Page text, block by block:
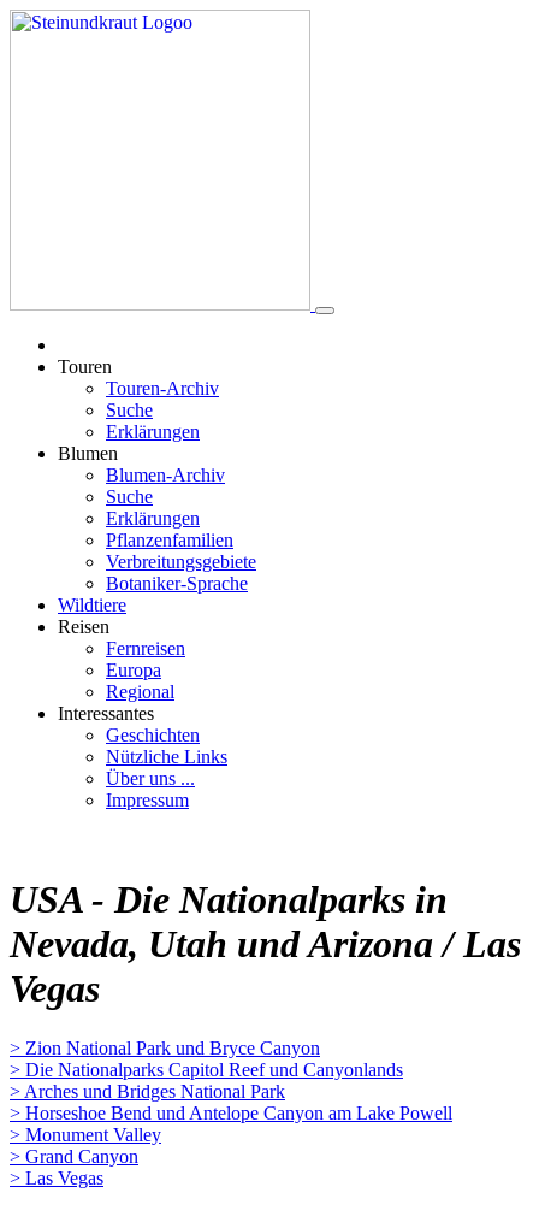
Touren
Touren-Archiv
Suche
Erklärungen
Blumen
Blumen-Archiv
Suche
Erklärungen
Pflanzenfamilien
Verbreitungsgebiete
Botaniker-Sprache
Wildtiere
Reisen
Fernreisen
Europa
Regional
Interessantes
Geschichten
Nützliche Links
Über uns ...
Impressum
USA - Die Nationalparks in
Nevada, Utah und Arizona / Las
Vegas
> Zion National Park und Bryce Canyon
> Die Nationalparks Capitol Reef und Canyonlands
> Arches und Bridges National Park
> Horseshoe Bend und Antelope Canyon am Lake Powell
> Monument Valley
> Grand Canyon
> Las Vegas